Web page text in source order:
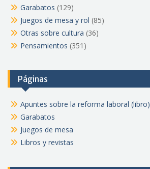
Garabatos (129)
Juegos de mesa y rol (85)
Otras sobre cultura (36)
Pensamientos (351)
Páginas
Apuntes sobre la reforma laboral (libro)
Garabatos
Juegos de mesa
Libros y revistas